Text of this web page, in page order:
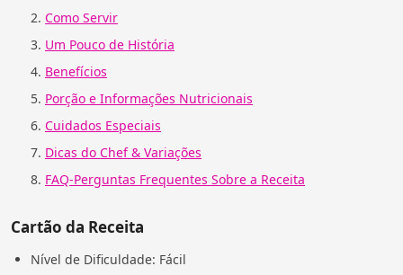
Como Servir
Um Pouco de História
Benefícios
Porção e Informações Nutricionais
Cuidados Especiais
Dicas do Chef & Variações
FAQ-Perguntas Frequentes Sobre a Receita
Cartão da Receita
Nível de Dificuldade: Fácil